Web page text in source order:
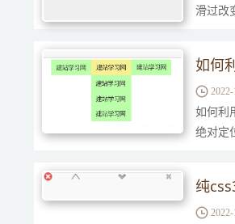
滑过改
如何
如何利
绝对定
纯